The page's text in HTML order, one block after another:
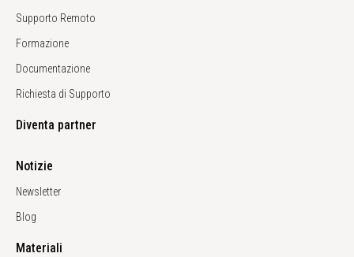
Supporto Remoto
Formazione
Documentazione
Richiesta di Supporto
Diventa partner
Notizie
Newsletter
Blog
Materiali